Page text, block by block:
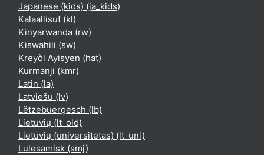
Japanese (kids) ‎(ja_kids)‎
Kalaallisut ‎(kl)‎
Kinyarwanda ‎(rw)‎
Kiswahili ‎(sw)‎
Kreyòl Ayisyen ‎(hat)‎
Kurmanji ‎(kmr)‎
Latin ‎(la)‎
Latviešu ‎(lv)‎
Lëtzebuergesch ‎(lb)‎
Lietuvių ‎(lt_old)‎
Lietuvių (universitetas) ‎(lt_uni)‎
Lulesamisk ‎(smj)‎